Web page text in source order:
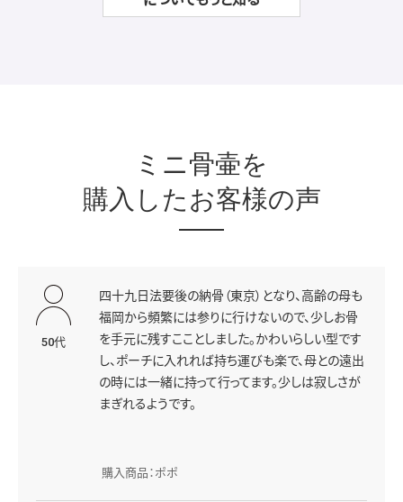
ミニ骨壷を
購入したお客様の声
50代
四十九日法要後の納骨（東京）となり、高齢の母も
福岡から頻繁には参りに行けないので、少しお骨
を手元に残すこことしました。かわいらしい型です
し、ポーチに入れれば持ち運びも楽で、母との遠出
の時には一緒に持って行ってます。少しは寂しさが
まぎれるようです。
購入商品：ポポ